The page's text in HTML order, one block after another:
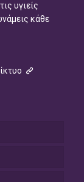
υγιείς
κάθε